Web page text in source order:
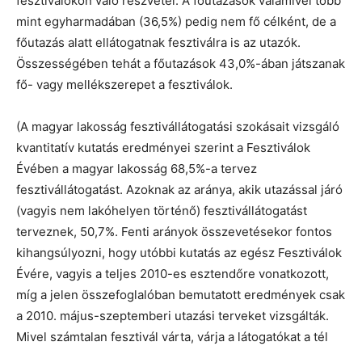
mint egyharmadában (36,5%) pedig nem fő célként, de a
főutazás alatt ellátogatnak fesztiválra is az utazók.
Összességében tehát a főutazások 43,0%-ában játszanak
fő- vagy mellékszerepet a fesztiválok.
(A magyar lakosság fesztivállátogatási szokásait vizsgáló
kvantitatív kutatás eredményei szerint a Fesztiválok
Évében a magyar lakosság 68,5%-a tervez
fesztivállátogatást. Azoknak az aránya, akik utazással járó
(vagyis nem lakóhelyen történő) fesztivállátogatást
terveznek, 50,7%. Fenti arányok összevetésekor fontos
kihangsúlyozni, hogy utóbbi kutatás az egész Fesztiválok
Évére, vagyis a teljes 2010-es esztendőre vonatkozott,
míg a jelen összefoglalóban bemutatott eredmények csak
a 2010. május-szeptemberi utazási terveket vizsgálták.
Mivel számtalan fesztivál várta, várja a látogatókat a tél